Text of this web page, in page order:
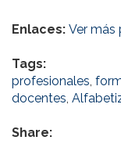
Enlaces: Ver más
Tags:
profesionales,
docentes,
Share: